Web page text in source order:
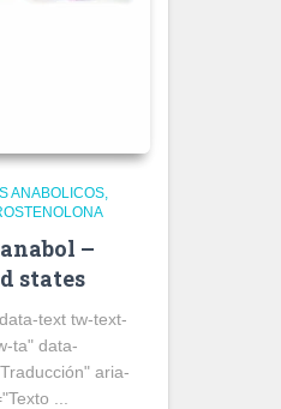
ANABOLICOS
–
states
text tw-text-
ta" data-
aria-
...